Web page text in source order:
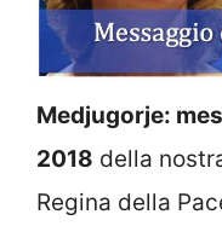
Medjugorje:
2018 della
Regina della